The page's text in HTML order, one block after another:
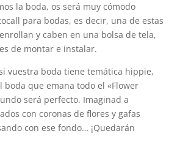
la boda, os será muy cómodo
para bodas, es decir, una de estas
y caben en una bolsa de tela,
de montar e instalar.
vuestra boda tiene temática hippie,
boda que emana todo el «Flower
será perfecto. Imaginad a
con coronas de flores y gafas
con ese fondo… ¡Quedarán